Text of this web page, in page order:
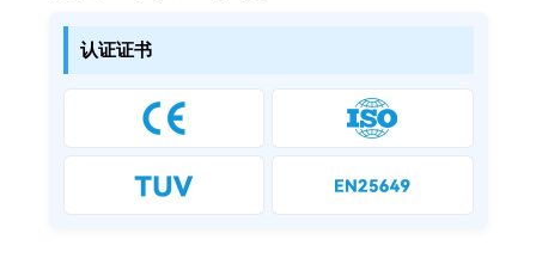
认证证书